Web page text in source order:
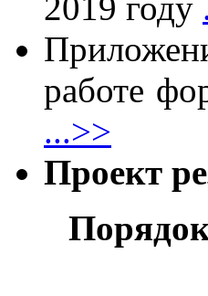
работе
...>>
Проект
Порядок